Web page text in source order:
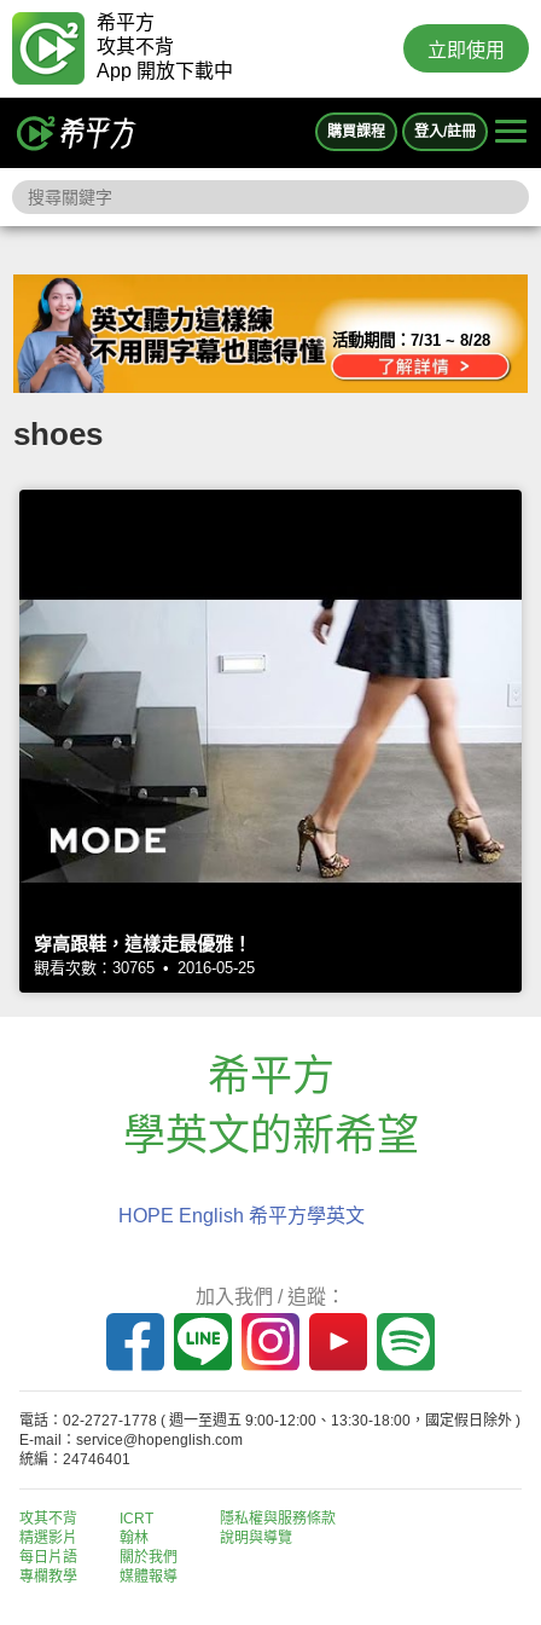
希平方
攻其不背
App 開放下載中
立即使用
購買課程 登入/註冊
活動期間：7/31 ~ 8/28
shoes
穿高跟鞋，這樣走最優雅！
觀看次數：30765 • 2016-05-25
希平方
學英文的新希望
HOPE English 希平方學英文
加入我們 / 追蹤：
電話：02-2727-1778 ( 週一至週五 9:00-12:00、13:30-18:00，國定假日除外 )
E-mail：service@hopenglish.com
統編：24746401
攻其不背
精選影片
每日片語
專欄教學
ICRT
翰林
關於我們
媒體報導
隱私權與服務條款
說明與導覽